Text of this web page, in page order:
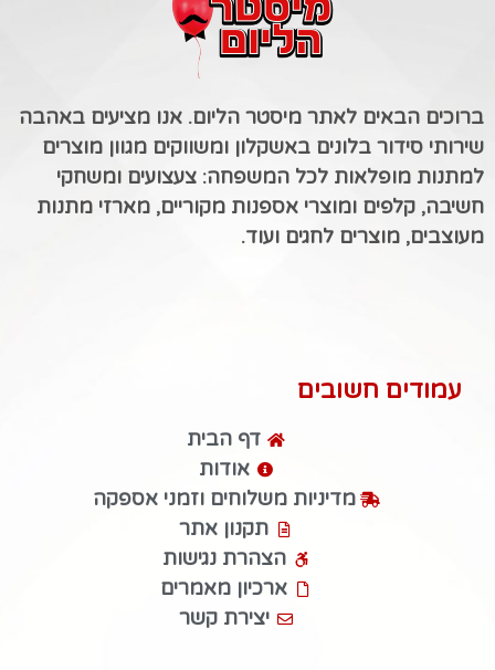
ברוכים הבאים לאתר מיסטר הליום. אנו מציעים באהבה
שירותי סידור בלונים באשקלון ומשווקים מגוון מוצרים
למתנות מופלאות לכל המשפחה: צעצועים ומשחקי
חשיבה, קלפים ומוצרי אספנות מקוריים, מארזי מתנות
מעוצבים, מוצרים לחגים ועוד.
עמודים חשובים
דף הבית
אודות
מדיניות משלוחים וזמני אספקה
תקנון אתר
הצהרת נגישות
ארכיון מאמרים
יצירת קשר